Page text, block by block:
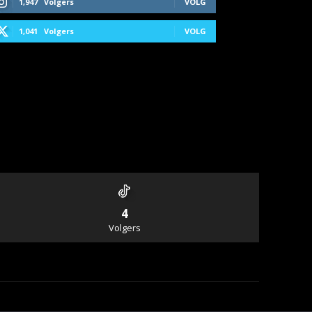
1,041 Volgers VOLG
4
Volgers